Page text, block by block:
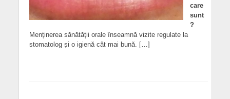
care
sunt
?
Menținerea sănătății orale înseamnă vizite regulate la
stomatolog și o igienă cât mai bună. […]